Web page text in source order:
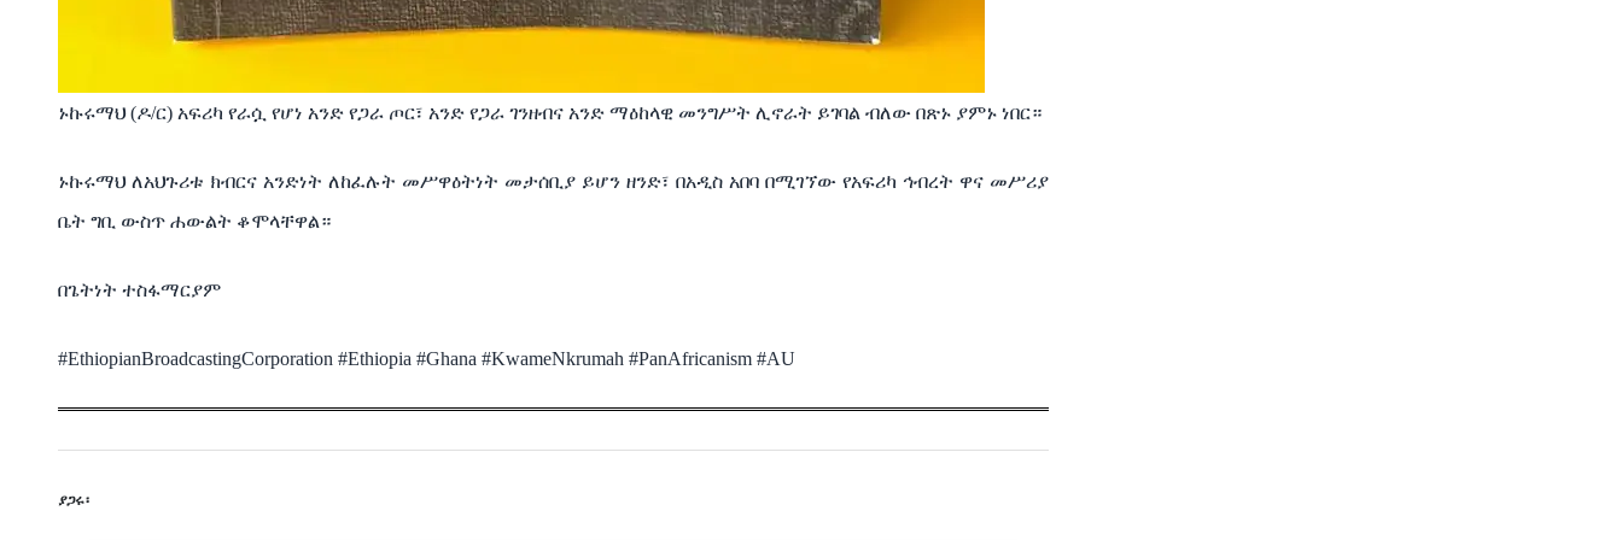
ኑኩሩማህ (ዶ/ር) አፍሪካ የራሷ የሆነ አንድ የጋራ ጦር፣ አንድ የጋራ ገንዘብና አንድ ማዕከላዊ መንግሥት ሊኖራት ይገባል ብለው በጽኑ ያምኑ ነበር።
ኑኩሩማህ ለአህጉሪቱ ክብርና አንድነት ለከፈሉት መሥዋዕትነት መታሰቢያ ይሆን ዘንድ፣ በአዲስ አበባ በሚገኘው የአፍሪካ ኅብረት ዋና መሥሪያ
ቤት ግቢ ውስጥ ሐውልት ቆሞላቸዋል።
በጌትነት ተስፋማርያም
#EthiopianBroadcastingCorporation #Ethiopia #Ghana #KwameNkrumah #PanAfricanism #AU
ያጋሩ፡